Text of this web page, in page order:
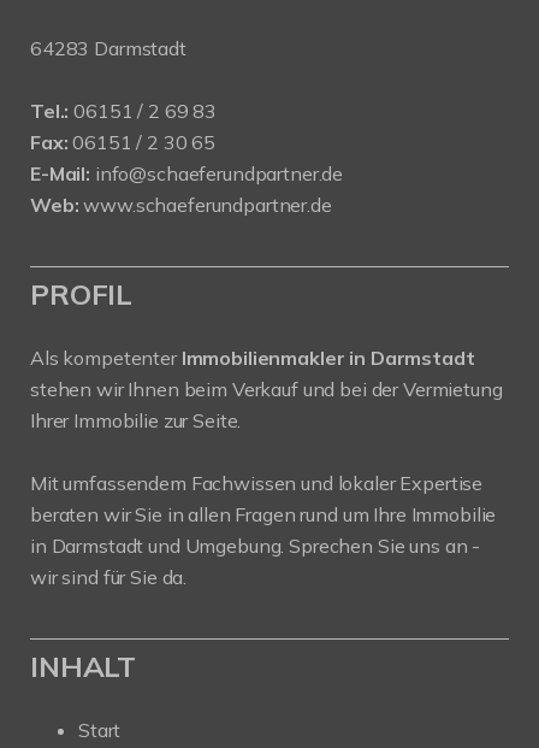
64283 Darmstadt
Tel.: 06151 / 2 69 83
Fax: 06151 / 2 30 65
E-Mail: info@schaeferundpartner.de
Web: www.schaeferundpartner.de
PROFIL
Als kompetenter Immobilienmakler in Darmstadt
stehen wir Ihnen beim Verkauf und bei der Vermietung
Ihrer Immobilie zur Seite.
Mit umfassendem Fachwissen und lokaler Expertise
beraten wir Sie in allen Fragen rund um Ihre Immobilie
in Darmstadt und Umgebung. Sprechen Sie uns an -
wir sind für Sie da.
INHALT
Start